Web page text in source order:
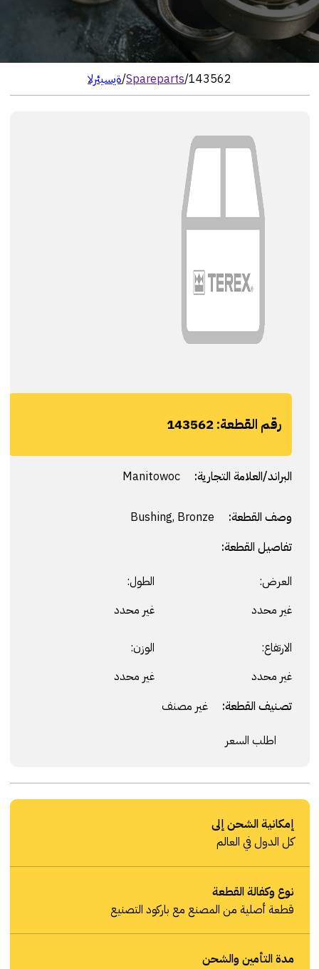
الرئيسية/Spareparts/143562
رقم القطعة:143562
البراند/العلامة التجارية: Manitowoc
وصف القطعة:
تفاصيل القطعة:
العرض:
غير محدد
الطول:
غير محدد
الارتفاع:
غير محدد
الوزن:
غير محدد
تصنيف القطعة: غير مصنف
اطلب السعر
إمكانية الشحن إلى
كل الدول في العالم
نوع وكفالة القطعة
قطعة أصلية من المصنع مع باركود التصنيع
مدة التأمين والشحن